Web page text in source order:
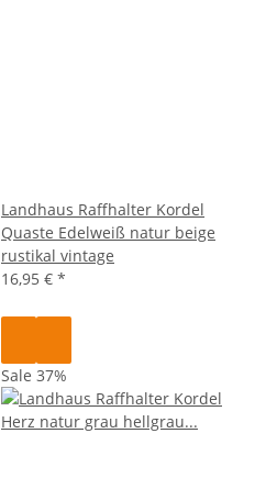
Landhaus Raffhalter Kordel
Quaste Edelweiß natur beige
rustikal vintage
16,95 € *
Sale 37%